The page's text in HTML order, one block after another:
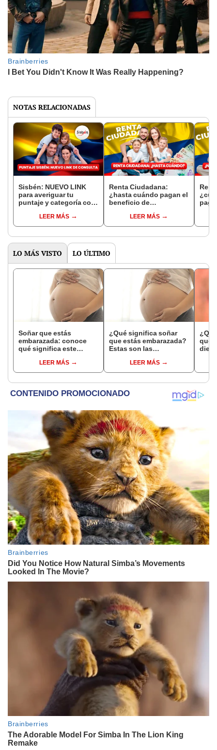
NOTAS RELACIONADAS
Sisbén: NUEVO LINK
para averiguar tu
puntaje y categoría con
LEER MÁS
Renta Ciudadana:
¿hasta cuándo pagan el
beneficio de
septiembre?
LEER MÁS
LO MÁS VISTO LO ÚLTIMO
Soñar que estás
embarazada: conoce
qué significa este
LEER MÁS
¿Qué significa soñar
que estás embarazada?
Estas son las
comunesLEER MÁS
que